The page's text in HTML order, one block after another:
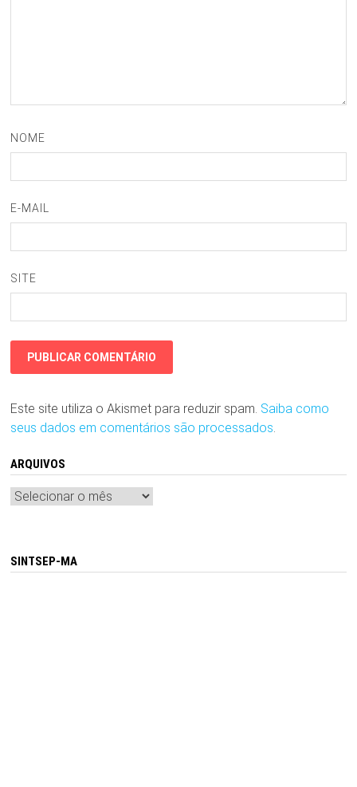
NOME
E-MAIL
SITE
Este site utiliza o Akismet para reduzir spam. Saiba como
seus dados em comentários são processados
ARQUIVOS
Arquivos
SINTSEP-MA